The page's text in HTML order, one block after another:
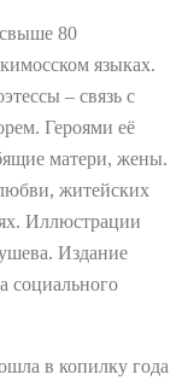
80
языках.
– связь с
Героями её
матери, жены.
житейских
Иллюстрации
Издание
социального
в копилку года